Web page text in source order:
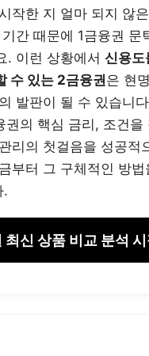
작한 지 얼마 되지 않
간 때문에 1금융권 문
. 이런 상황에서신용도
수 있는 2금융권은 현
발판이 될 수 있습니
권의 핵심 금리, 조건을
리의 첫걸음을 성공적
부터 그 구체적인 방
.
최신 상품 비교 분석